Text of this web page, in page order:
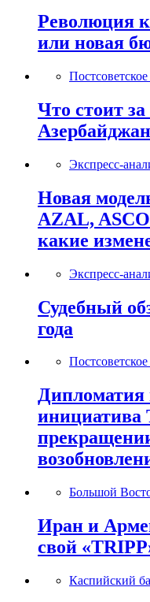
Революция
или новая
Что стоит
Экспресс-
Новая
AZAL,
какие
Экспресс-
Судебный
года
Дипломатия
инициатива
Большой
Иран и
свой
Каспийский